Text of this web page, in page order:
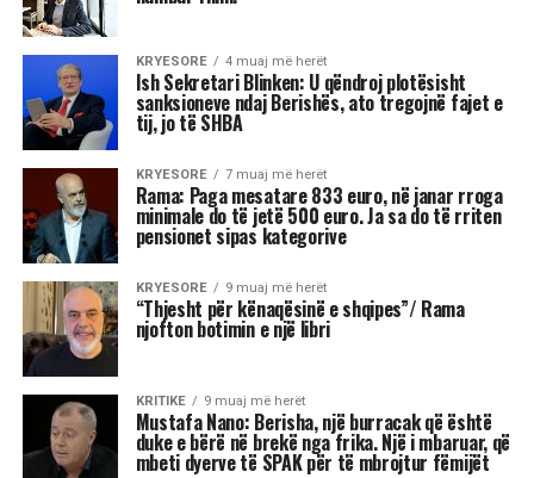
KRYESORE 4 muaj më herët
Ish Sekretari Blinken: U qëndroj plotësisht
sanksioneve ndaj Berishës, ato tregojnë fajet e
tij, jo të SHBA
KRYESORE 7 muaj më herët
Rama: Paga mesatare 833 euro, në janar rroga
minimale do të jetë 500 euro. Ja sa do të rriten
pensionet sipas kategorive
KRYESORE 9 muaj më herët
“Thjesht për kënaqësinë e shqipes”/ Rama
njofton botimin e një libri
KRITIKE 9 muaj më herët
Mustafa Nano: Berisha, një burracak që është
duke e bërë në brekë nga frika. Një i mbaruar, që
mbeti dyerve të SPAK për të mbrojtur fëmijët